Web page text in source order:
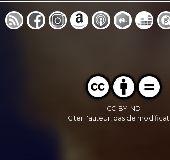
CC-BY-ND
Citer l'auteur, pas de